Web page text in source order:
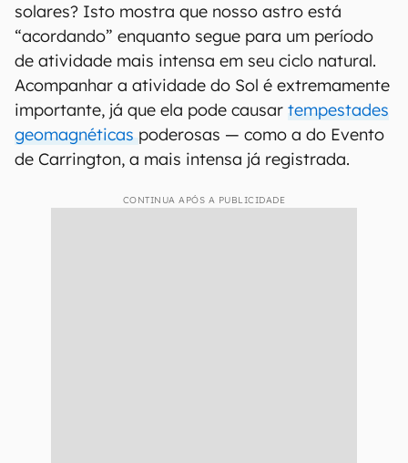
solares? Isto mostra que nosso astro está
“acordando” enquanto segue para um período
de atividade mais intensa em seu ciclo natural.
Acompanhar a atividade do Sol é extremamente
importante, já que ela pode causar tempestades
geomagnéticas poderosas — como a do Evento
de Carrington, a mais intensa já registrada.
CONTINUA APÓS A PUBLICIDADE